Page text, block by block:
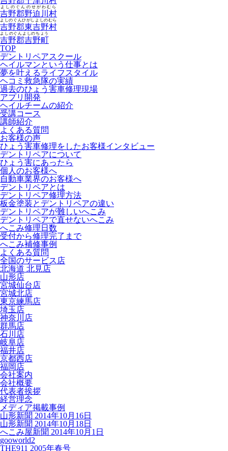
吉野郡野迫川村
よしのぐんのせがわむら
吉野郡東吉野村
よしのぐんひがしよしのむら
吉野郡吉野町
よしのぐんよしのちょう
TOP
デントリペアスクール
ヘイルマンという仕事とは
夢を叶えるライフスタイル
ヘコミ救急隊の実績
過去のひょう害車修理現場
アプリ開発
ヘイルチームの紹介
受講コース
講師紹介
よくある質問
お客様の声
ひょう害車修理をしたお客様インタビュー
デントリペアについて
ひょう害にあったら
個人のお客様へ
自動車業界のお客様へ
デントリペアとは
デントリペア修理方法
板金塗装とデントリペアの違い
デントリペアが難しいへこみ
デントリペアで直せないへこみ
へこみ修理日数
受付から修理完了まで
へこみ補修事例
よくある質問
全国のサービス店
北海道 北見店
山形店
宮城仙台店
宮城北店
東京練馬店
埼玉店
神奈川店
群馬店
石川店
岐阜店
福井店
京都西店
福岡店
会社案内
会社概要
代表者挨拶
経営理念
メディア掲載事例
山形新聞 2014年10月16日
山形新聞 2014年10月18日
へこみ屋新聞 2014年10月1日
gooworld2
THE911 2005年春号